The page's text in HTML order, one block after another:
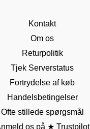
Kontakt
Om os
Returpolitik
Tjek Serverstatus
Fortrydelse af køb
Handelsbetingelser
Ofte stillede spørgsmål
os på ★ Trustpilot